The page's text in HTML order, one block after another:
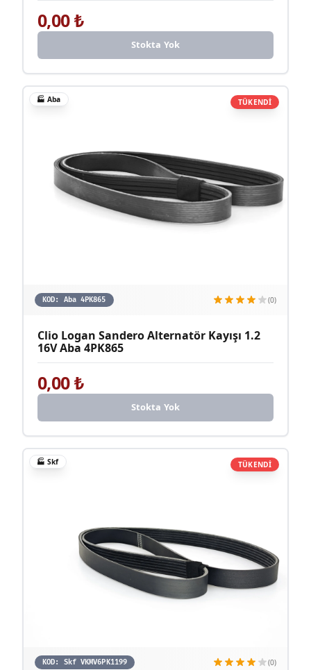
0,00₺
Stokta Yok
TÜKENDİ
🏭Aba
KOD: Aba 4PK865 (0)
Clio Logan Sandero Alternatör Kayışı 1.2
16V Aba 4PK865
0,00₺
Stokta Yok
TÜKENDİ
🏭Skf
KOD: Skf VKMV6PK1199 (0)